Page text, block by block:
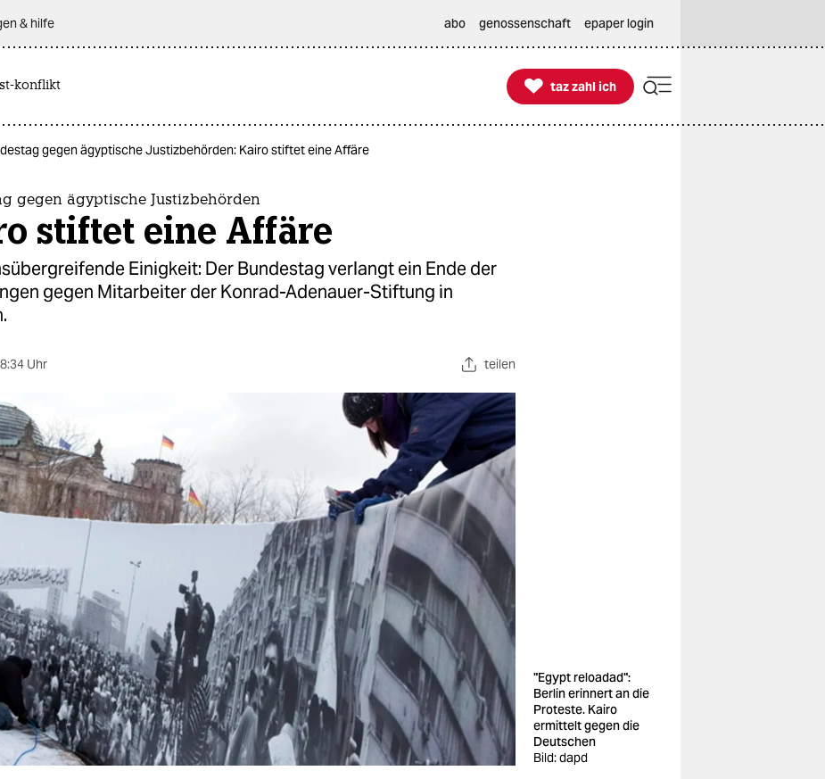
& hilfe abo genossenschaft epaper login
konflikt 
taz zahl ich
taz zahl ich
gegen ägyptische Justizbehörden: Kairo stiftet eine Affäre
gegen ägyptische Justizbehörden
stiftet eine Affäre
Einigkeit: Der Bundestag verlangt ein Ende der
gegen Mitarbeiter der Konrad-Adenauer-Stiftung in
Uhr teilen
"Egypt reloadad":
Berlin erinnert an die
Proteste. Kairo
ermittelt gegen die
Deutschen
Bild: dapd